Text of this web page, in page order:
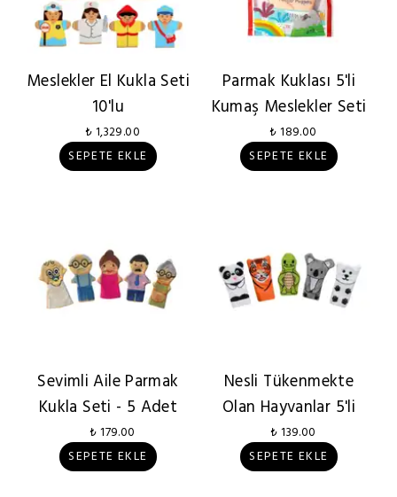
Meslekler El Kukla Seti
10'lu
₺ 1,329.00
SEPETE EKLE
Parmak Kuklası 5'li
Kumaş Meslekler Seti
₺ 189.00
SEPETE EKLE
Sevimli Aile Parmak
Kukla Seti - 5 Adet
₺ 179.00
SEPETE EKLE
Nesli Tükenmekte
Olan Hayvanlar 5'li
₺ 139.00
SEPETE EKLE